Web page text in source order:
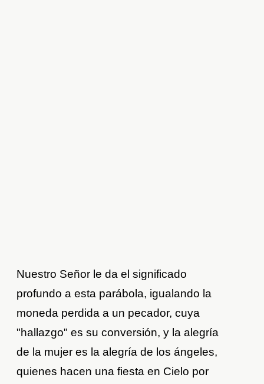
Nuestro Señor le da el significado
profundo a esta parábola, igualando la
moneda perdida a un pecador, cuya
"hallazgo" es su conversión, y la alegría
de la mujer es la alegría de los ángeles,
quienes hacen una fiesta en Cielo por